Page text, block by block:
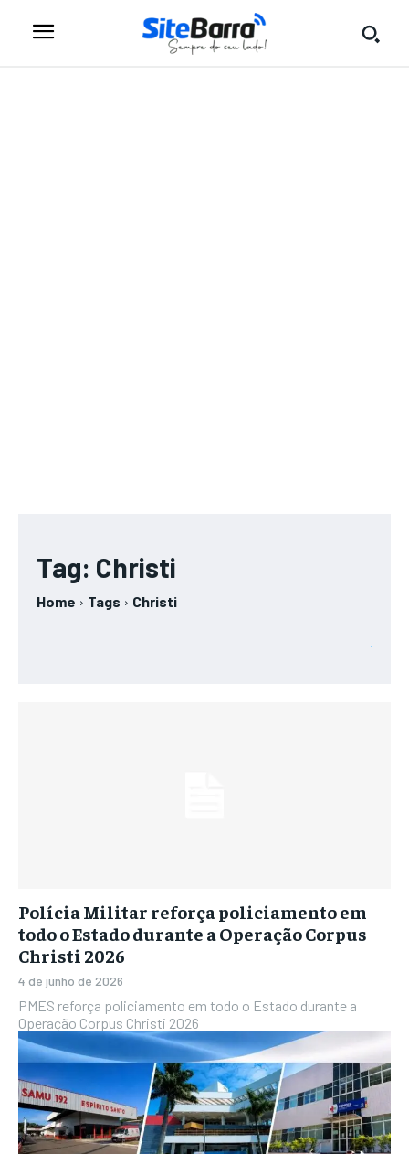
Tag: Christi
Home Tags Christi
Polícia Militar reforça policiamento em
todo o Estado durante a Operação Corpus
Christi 2026
4 de junho de 2026
PMES reforça policiamento em todo o Estado durante a
Operação Corpus Christi 2026